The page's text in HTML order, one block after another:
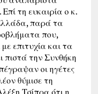
τη ευκαιρία ο κ.
παρά τα
που,
με επιτυχία και τα
πιστά την Συνθήκη
οι ηγέτες
θύμισε τη